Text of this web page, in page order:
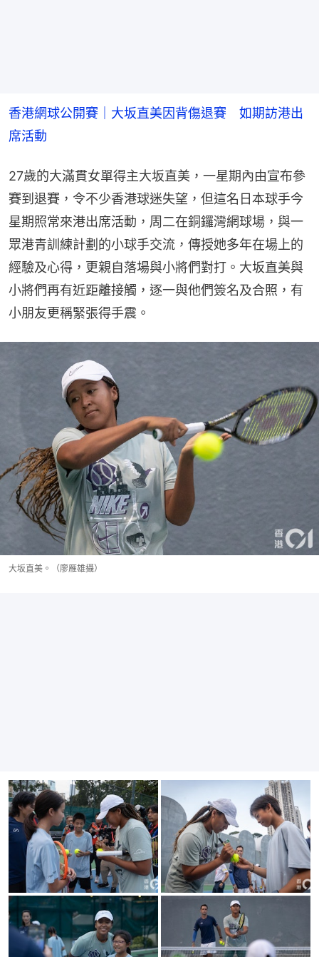
香港網球公開賽｜大坂直美因背傷退賽　如期訪港出
席活動
27歲的大滿貫女單得主大坂直美，一星期內由宣布參
賽到退賽，令不少香港球迷失望，但這名日本球手今
星期照常來港出席活動，周二在銅鑼灣網球場，與一
眾港青訓練計劃的小球手交流，傳授她多年在場上的
經驗及心得，更親自落場與小將們對打。大坂直美與
小將們再有近距離接觸，逐一與他們簽名及合照，有
小朋友更稱緊張得手震。
大坂直美。（廖雁雄攝）